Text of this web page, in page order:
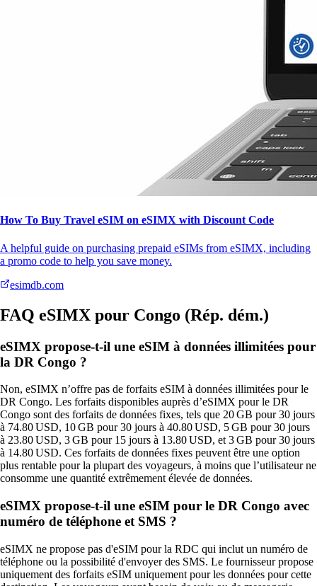
How To Buy Travel eSIM on eSIMX with Discount Code
A helpful guide on purchasing prepaid eSIMs from eSIMX, including
a promo code to help you save money.
esimdb.com
FAQ eSIMX pour Congo (Rép. dém.)
eSIMX propose-t-il une eSIM à données illimitées pour
la DR Congo ?
Non, eSIMX n’offre pas de forfaits eSIM à données illimitées pour le
DR Congo. Les forfaits disponibles auprès d’eSIMX pour le DR
Congo sont des forfaits de données fixes, tels que 20 GB pour 30 jours
à 74.80 USD, 10 GB pour 30 jours à 40.80 USD, 5 GB pour 30 jours
à 23.80 USD, 3 GB pour 15 jours à 13.80 USD, et 3 GB pour 30 jours
à 14.80 USD. Ces forfaits de données fixes peuvent être une option
plus rentable pour la plupart des voyageurs, à moins que l’utilisateur ne
consomme une quantité extrêmement élevée de données.
eSIMX propose-t-il une eSIM pour le DR Congo avec
numéro de téléphone et SMS ?
eSIMX ne propose pas d'eSIM pour la RDC qui inclut un numéro de
téléphone ou la possibilité d'envoyer des SMS. Le fournisseur propose
uniquement des forfaits eSIM uniquement pour les données pour cette